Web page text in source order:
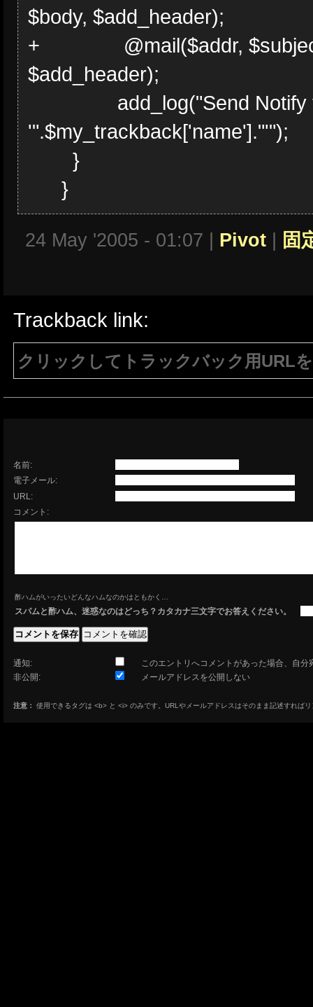
$body, $add_header);
+ @mail($addr,
$add_header);
add_log("Send Notify to
'".$my_trackback['name']."'");
}
}
24 May '2005 - 01:07 | Pivot 固
Trackback link:
クリックしてトラックバック用URL
名前:
電子メール:
URL:
コメント:
酢ハムがいったいどんなハムなのかはともかく…
スパムと酢ハム、迷惑なのはどっち？カタカナ三文字でお答えください。
通知:
このエントリへコメントがあった場合、自分
非公開:
メールアドレスを公開しない
注意： 使用できるタグは <b> と <i> のみです。URLやメールアドレスはそのまま記述すれば